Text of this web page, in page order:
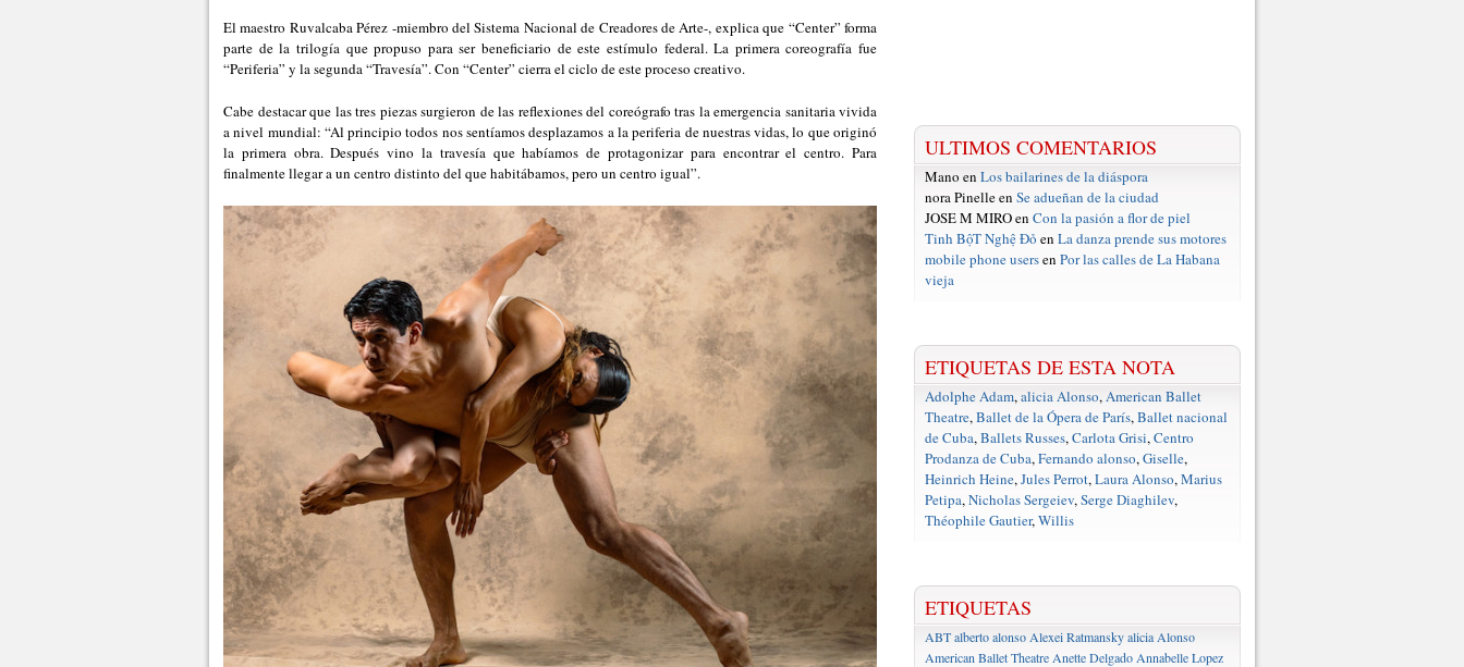
El maestro Ruvalcaba Pérez -miembro del Sistema Nacional de Creadores de Arte-, explica que “Center” forma
parte de la trilogía que propuso para ser beneficiario de este estímulo federal. La primera coreografía fue
“Periferia” y la segunda “Travesía”. Con “Center” cierra el ciclo de este proceso creativo.
Cabe destacar que las tres piezas surgieron de las reflexiones del coreógrafo tras la emergencia sanitaria vivida
a nivel mundial: “Al principio todos nos sentíamos desplazamos a la periferia de nuestras vidas, lo que originó
la primera obra. Después vino la travesía que habíamos de protagonizar para encontrar el centro. Para
finalmente llegar a un centro distinto del que habitábamos, pero un centro igual”.
ULTIMOS COMENTARIOS
Mano en Los bailarines de la diáspora
nora Pinelle en Se adueñan de la ciudad
JOSE M MIRO en Con la pasión a flor de piel
Tinh BộT Nghệ Đỏ en La danza prende sus motores
mobile phone usersen Por las calles de La Habana
vieja
ETIQUETAS DE ESTA NOTA
Adolphe Adam,alicia Alonso,American Ballet
Theatre,Ballet de la Ópera de París,Ballet nacional
de Cuba,Ballets Russes,Carlota Grisi,Centro
Prodanza de Cuba,Fernando alonso,Giselle,
Heinrich Heine,Jules Perrot,Laura Alonso,Marius
Petipa,Nicholas Sergeiev,Serge Diaghilev,
Théophile Gautier,Willis
ETIQUETAS
ABTalberto alonso Alexei Ratmanskyalicia Alonso
American Ballet Theatre Anette Delgado Annabelle Lopez